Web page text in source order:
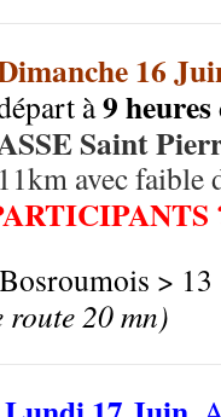
16
à9 heures
Saint
11km avec faible
>
route 20 mn)